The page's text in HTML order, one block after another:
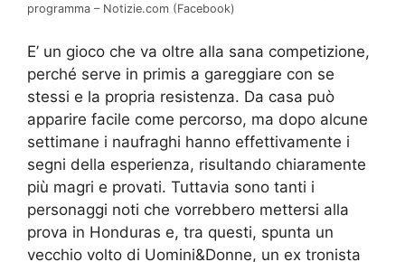
programma – Notizie.com (Facebook)
E’ un gioco che va oltre alla sana competizione,
perché serve in primis a gareggiare con se
stessi e la propria resistenza. Da casa può
apparire facile come percorso, ma dopo alcune
settimane i naufraghi hanno effettivamente i
segni della esperienza, risultando chiaramente
più magri e provati. Tuttavia sono tanti i
personaggi noti che vorrebbero mettersi alla
prova in Honduras e, tra questi, spunta un
vecchio volto di Uomini&Donne, un ex tronista